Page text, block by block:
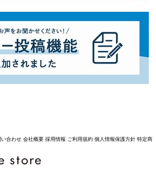
い合わせ 会社概要 採用情報 ご利用規約 個人情報保護方針 特定商